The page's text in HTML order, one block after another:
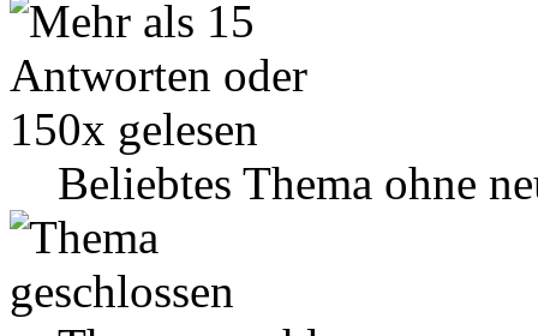
Beliebtes Thema ohne